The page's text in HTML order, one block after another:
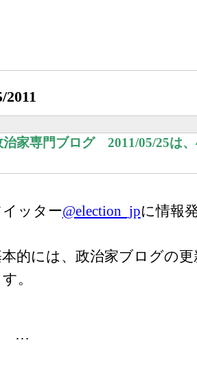
2011
治家専門ブログ 2011/05/25は
イッター@election_jpに情報
的には、政治家ブログの
。
…